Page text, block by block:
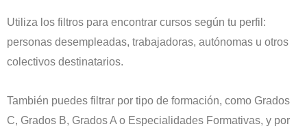
Utiliza los filtros para encontrar cursos según tu perfil:
personas desempleadas, trabajadoras, autónomas u otros
colectivos destinatarios.
También puedes filtrar por tipo de formación, como Grados
C, Grados B, Grados A o Especialidades Formativas, y por